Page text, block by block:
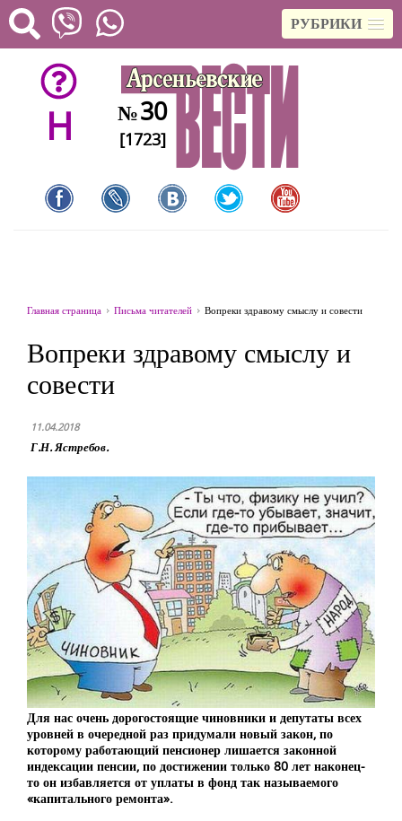
РУБРИКИ
H №30
[1723]
Главная страница Письма читателей Вопреки здравому смыслу и совести
Вопреки здравому смыслу и
совести
11.04.2018
Г.Н. Ястребов.
Для нас очень дорогостоящие чиновники и депутаты всех
уровней в очередной раз придумали новый закон, по
которому работающий пенсионер лишается законной
индексации пенсии, по достижении только 80 лет наконец-
то он избавляется от уплаты в фонд так называемого
«капитального ремонта».